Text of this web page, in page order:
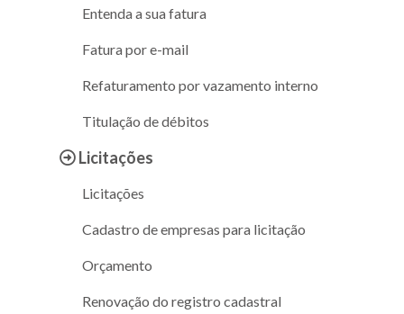
Entenda a sua fatura
Fatura por e-mail
Refaturamento por vazamento interno
Titulação de débitos
Licitações
Licitações
Cadastro de empresas para licitação
Orçamento
Renovação do registro cadastral